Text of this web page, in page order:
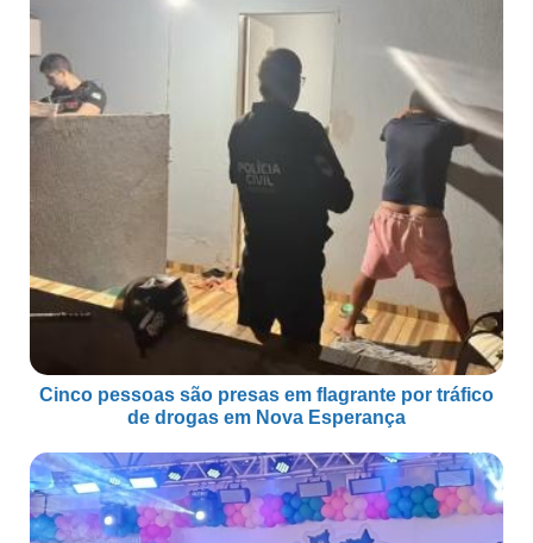
Cinco pessoas são presas em flagrante por tráfico
de drogas em Nova Esperança